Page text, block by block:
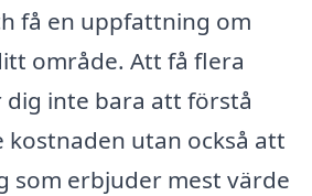
få en uppfattning om
område. Att få flera
inte bara att förstå
utan också att
som erbjuder mest värde